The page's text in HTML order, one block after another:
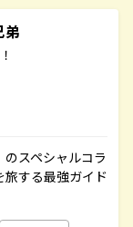
弟
スペシャルコラ
する最強ガイド